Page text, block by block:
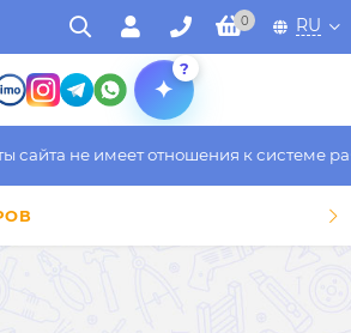
0 RU
?
не имеет отношения к системе